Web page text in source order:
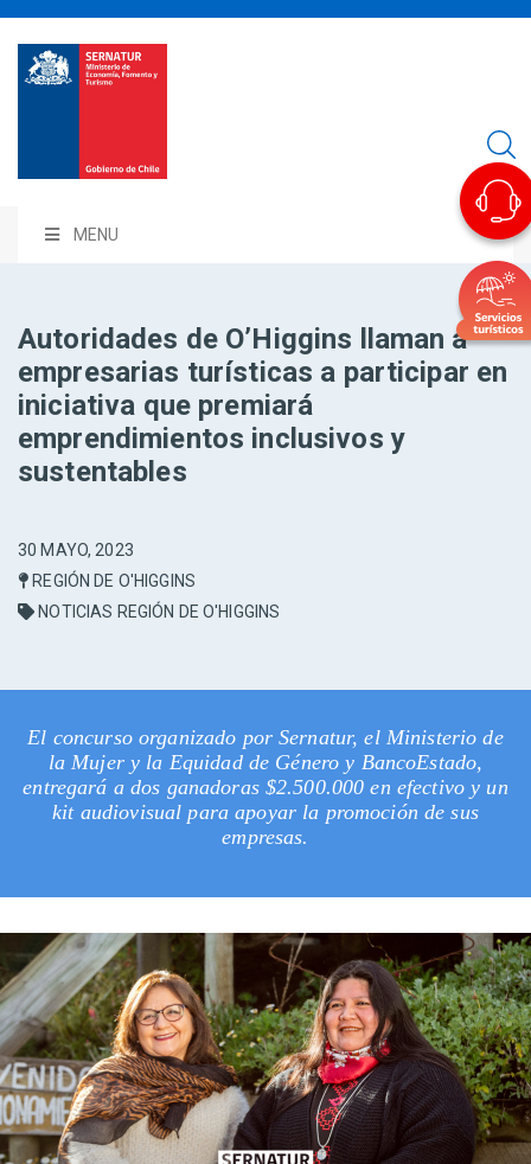
MENU
Autoridades de O’Higgins llaman a
empresarias turísticas a participar en
iniciativa que premiará
emprendimientos inclusivos y
sustentables
30 MAYO, 2023
REGIÓN DE O'HIGGINS
NOTICIAS REGIÓN DE O'HIGGINS
El concurso organizado por Sernatur, el Ministerio de
la Mujer y la Equidad de Género y BancoEstado,
entregará a dos ganadoras $2.500.000 en efectivo y un
kit audiovisual para apoyar la promoción de sus
empresas.